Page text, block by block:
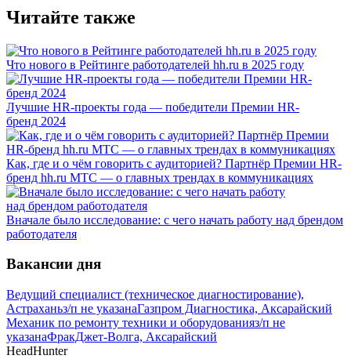
Читайте также
Что нового в Рейтинге работодателей hh.ru в 2025 году
Лучшие HR-проекты года — победители Премии HR-
бренд 2024
Как, где и о чём говорить с аудиторией? Партнёр Премии HR-
бренд hh.ru МТС — о главных трендах в коммуникациях
Вначале было исследование: с чего начать работу над брендом
работодателя
Вакансии дня
Ведущий специалист (техническое диагностирование),
Астраханьз/п не указанаГазпром Диагностика, Аксарайский
Механик по ремонту техники и оборудованияз/п не
указанаФракДжет-Волга, Аксарайский
HeadHunter